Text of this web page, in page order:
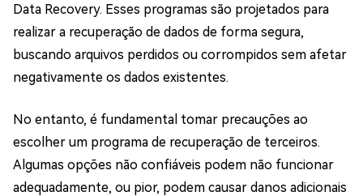
Data Recovery. Esses programas são projetados para
realizar a recuperação de dados de forma segura,
buscando arquivos perdidos ou corrompidos sem afetar
negativamente os dados existentes.
No entanto, é fundamental tomar precauções ao
escolher um programa de recuperação de terceiros.
Algumas opções não confiáveis podem não funcionar
adequadamente, ou pior, podem causar danos adicionais